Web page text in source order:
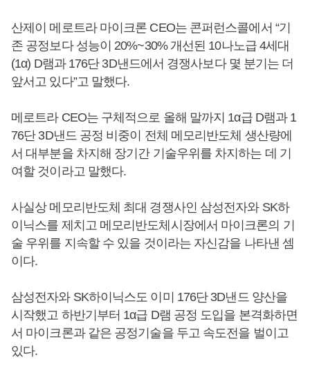
산제이 메로트라 마이크론 CEO는 콘퍼런스콜에서 “기
존 공정보다 성능이 20%~30% 개선된 10나노급 4세대
(1α) D램과 176단 3D낸드에서 경쟁사보다 몇 분기는 더
앞서고 있다”고 말했다.
메로트라 CEO는 구체적으로 올해 말까지 1α급 D램과 1
76단 3D낸드 공정 비중이 전체 메모리반도체 생산량에
서 대부분을 차지해 장기간 기술우위를 차지하는 데 기
여할 것이라고 말했다.
사실상 메모리반도체 최대 경쟁사인 삼성전자와 SK하
이닉스를 제치고 메모리반도체시장에서 마이크론의 기
술 우위를 지속할 수 있을 것이라는 자신감을 나타낸 셈
이다.
삼성전자와 SK하이닉스도 이미 176단 3D낸드 양산을
시작했고 하반기부터 1α급 D램 공정 도입을 본격화하면
서 마이크론과 같은 공정기술을 두고 속도전을 벌이고
있다.